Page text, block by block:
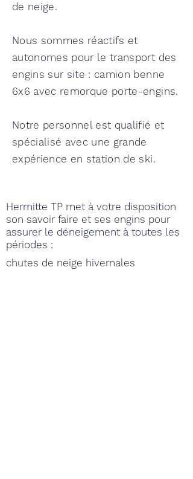
de neige.
Nous sommes réactifs et
autonomes pour le transport des
engins sur site : camion benne
6x6 avec remorque porte-engins.
Notre personnel est qualifié et
spécialisé avec une grande
expérience en station de ski.
Hermitte TP met à votre disposition
son savoir faire et ses engins pour
assurer le déneigement à toutes les
périodes :
chutes de neige hivernales